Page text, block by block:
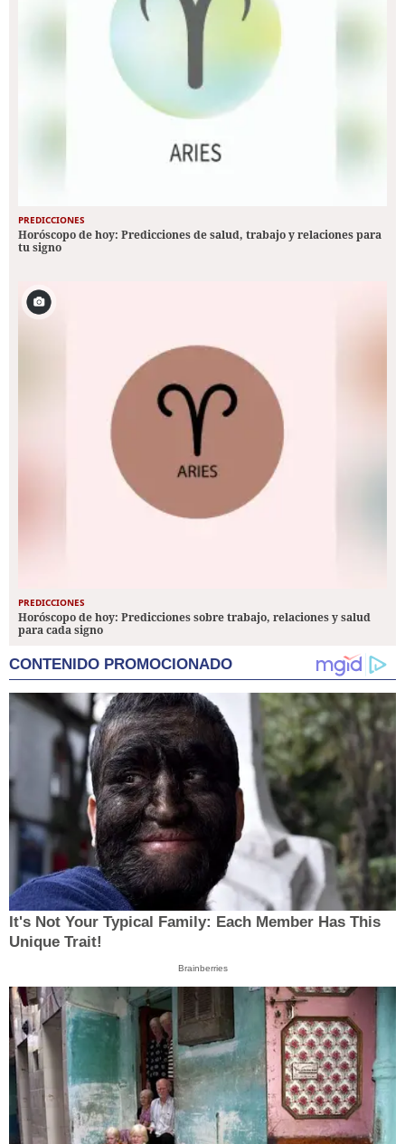
PREDICCIONES
Horóscopo de hoy: Predicciones de salud, trabajo y relaciones para
tu signo
PREDICCIONES
Horóscopo de hoy: Predicciones sobre trabajo, relaciones y salud
para cada signo
CONTENIDO PROMOCIONADO
It's Not Your Typical Family: Each Member Has This
Unique Trait!
Brainberries